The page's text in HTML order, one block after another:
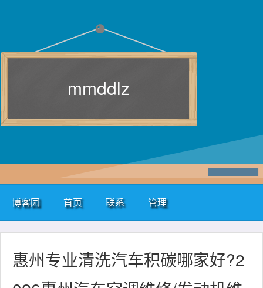
mmddlz
博客园 首页 联系 管理
惠州专业清洗汽车积碳哪家好?2